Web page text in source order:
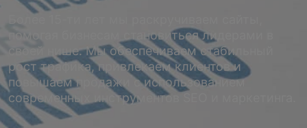
помогая бизнесам становиться лидерами в
своей нише. Мы обеспечиваем стабильный
рост трафика, привлекаем клиентов и
повышаем продажи с использованием
современных инструментов SEO и маркетинга.